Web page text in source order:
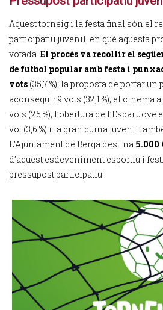
Aquest torneig i la festa final són el
participatiu juvenil, en què aquesta
votada. El procés va recollir el
de futbol popular amb festa i
vots (35,7 %); la proposta de portar
aconseguir 9 vots (32,1 %); el cinema
vots (25 %); l’obertura de l’Espai Jove
vot (3,6 %) i la gran quina juvenil també
L’Ajuntament de Berga destina 5.000
d’aquest esdeveniment esportiu i
pressupost participatiu.